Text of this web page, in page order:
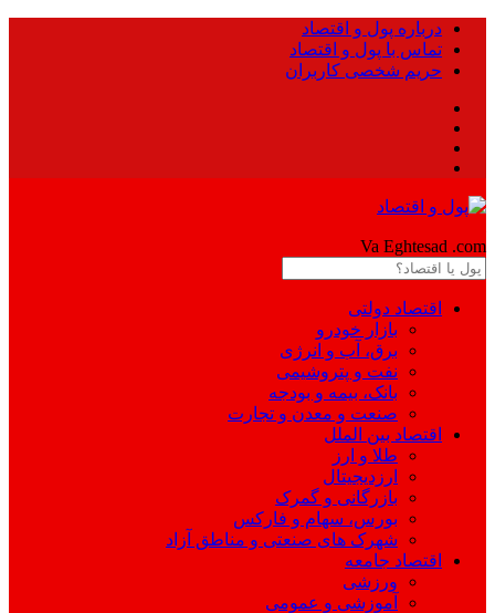
درباره پول و اقتصاد
تماس با پول و اقتصاد
حریم شخصی کاربران
Va Eghtesad .com
اقتصاد دولتی
بازار خودرو
برق، آب و انرژی
نفت و پتروشیمی
بانک، بیمه و بودجه
صنعت و معدن و تجارت
اقتصاد بین الملل
طلا و ارز
ارزدیجیتال
بازرگانی و گمرک
بورس، سهام و فارکس
شهرک های صنعتی و مناطق آزاد
اقتصاد جامعه
ورزشی
آموزشی و عمومی